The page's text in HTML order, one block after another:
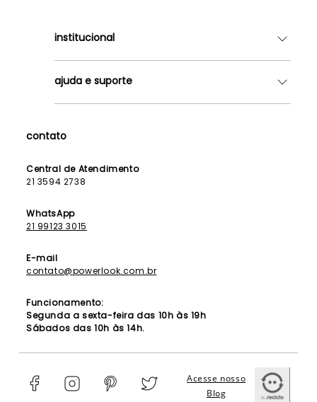
institucional
Lojas
Como Funciona
Lista de Formandas
ajuda e suporte
Política de Privacidade
contato
Central de Atendimento
21 3594 2738
WhatsApp
21 99123 3015
E-mail
contato@powerlook.com.br
Funcionamento:
Segunda a sexta-feira das 10h às 19h
Sábados das 10h às 14h.
Acesse nosso
Blog